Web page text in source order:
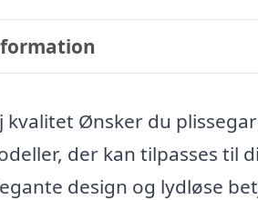
Ønsker du
der kan tilpasses til
design og lydløse